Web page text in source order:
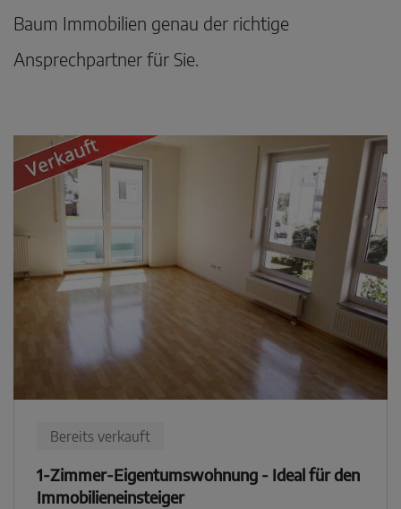
Baum Immobilien genau der richtige
Ansprechpartner für Sie.
Bereits verkauft
1-Zimmer-Eigentumswohnung - Ideal für den
Immobilieneinsteiger